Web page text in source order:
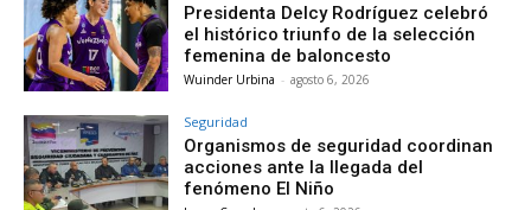
Presidenta Delcy Rodríguez celebró
el histórico triunfo de la selección
femenina de baloncesto
Wuinder Urbina - agosto 6, 2026
Seguridad
Organismos de seguridad coordinan
acciones ante la llegada del
fenómeno El Niño